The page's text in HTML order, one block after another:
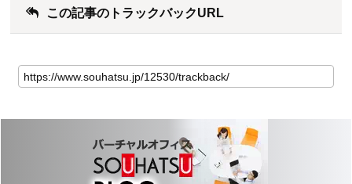
この記事のトラックバックURL